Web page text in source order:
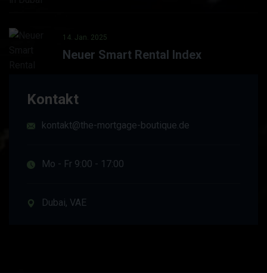
14. Jan. 2025
Neuer Smart Rental Index
Kontakt
kontakt@the-mortgage-boutique.de
Mo - Fr 9:00 - 17:00
Dubai, VAE